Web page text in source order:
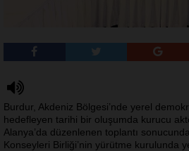
Burdur, Akdeniz Bölgesi’nde yerel
hedefleyen tarihi bir oluşumda kurucu
Alanya’da düzenlenen toplantı
Konseyleri Birliği’nin yürütme kurulunda